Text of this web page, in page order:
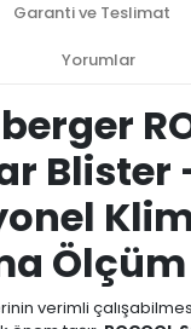
Garanti ve Teslimat
Yorumlar
Blister
Ölçüm
verimli